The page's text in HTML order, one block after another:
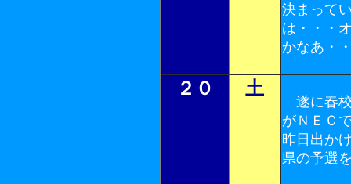
決まって
は・・・
かなあ・
２０ 土
遂に春校
がＮＥＣ
昨日出か
県の予選